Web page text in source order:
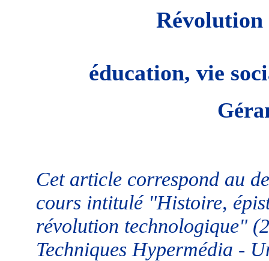
éducation, vie
Cet article correspond au
cours intitulé "Histoire,
révolution technologique"
Techniques Hypermédia -